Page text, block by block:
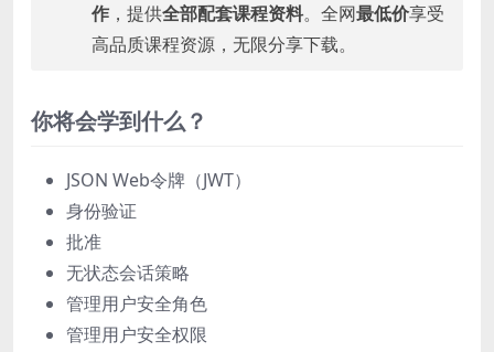
作 ，提供全部配套课程资料。全网最低价享受
高品质课程资源，无限分享下载。
你将会学到什么？
JSON Web令牌（JWT）
身份验证
批准
无状态会话策略
管理用户安全角色
管理用户安全权限